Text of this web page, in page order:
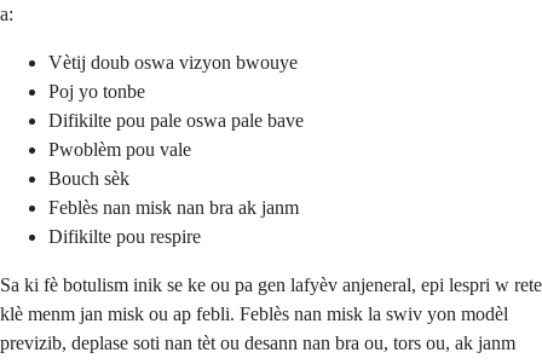
a:
Vètij doub oswa vizyon bwouye
Poj yo tonbe
Difikilte pou pale oswa pale bave
Pwoblèm pou vale
Bouch sèk
Feblès nan misk nan bra ak janm
Difikilte pou respire
Sa ki fè botulism inik se ke ou pa gen lafyèv anjeneral, epi lespri w rete
klè menm jan misk ou ap febli. Feblès nan misk la swiv yon modèl
previzib, deplase soti nan tèt ou desann nan bra ou, tors ou, ak janm